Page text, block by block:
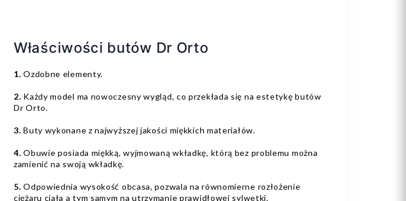
Właściwości butów Dr Orto
1.Ozdobne elementy.
2. Każdy model ma nowoczesny wygląd, co przekłada się na estetykę butów
Dr Orto.
3.Buty wykonane z najwyższej jakości miękkich materiałów.
4. Obuwie posiada miękką, wyjmowaną wkładkę, którą bez problemu można
zamienić na swoją wkładkę.
5. Odpowiednia wysokość obcasa, pozwala na równomierne rozłożenie
ciężaru ciała a tym samym na utrzymanie prawidłowej sylwetki.